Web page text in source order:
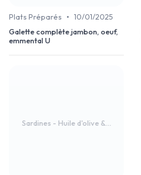
Plats Préparés • 10/01/2025
Galette complète jambon, oeuf,
emmental U
Sardines - Huile d'olive &...